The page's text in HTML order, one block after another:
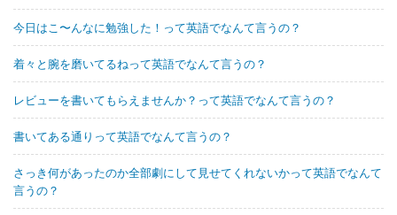
今日はこ〜んなに勉強した！って英語でなんて言うの？
着々と腕を磨いてるねって英語でなんて言うの？
レビューを書いてもらえませんか？って英語でなんて言うの？
書いてある通りって英語でなんて言うの？
さっき何があったのか全部劇にして見せてくれないかって英語でなんて
言うの？